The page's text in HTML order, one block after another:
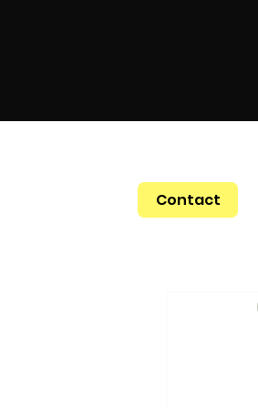
Contact